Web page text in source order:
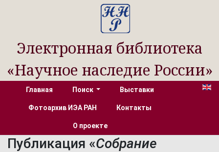
Электронная библиотека
«Научное наследие России»
Главная Поиск Выставки
Фотоархив ИЭА РАН Контакты
О проекте
Публикация «Собрание